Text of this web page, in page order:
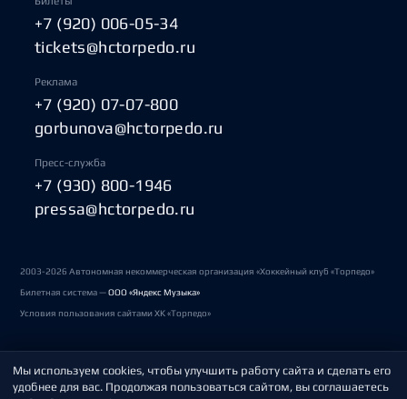
+7 (920) 006-05-34
tickets@hctorpedo.ru
Реклама
+7 (920) 07-07-800
gorbunova@hctorpedo.ru
Пресс-служба
+7 (930) 800-1946
pressa@hctorpedo.ru
2003-2026 Автономная некоммерческая организация «Хоккейный клуб «Торпедо»
Билетная система —ООО «Яндекс Музыка»
Условия пользования сайтами ХК «Торпедо»
Политика обработки персональных данных
Мы используем cookies, чтобы улучшить работу сайта и сделать его
удобнее для вас. Продолжая пользоваться сайтом, вы соглашаетесь